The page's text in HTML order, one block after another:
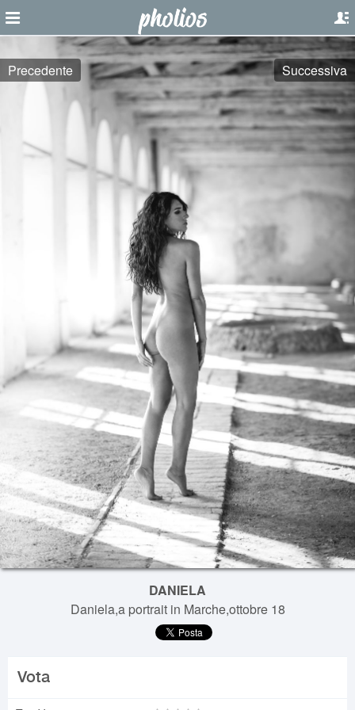
Precedente Successiva
DANIELA
Daniela,a portrait in Marche,ottobre 18
Vota